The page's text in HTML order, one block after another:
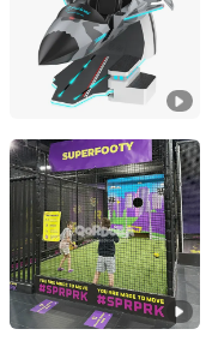
Guangdong, China
Huaqi Amusement
Guangdong, China